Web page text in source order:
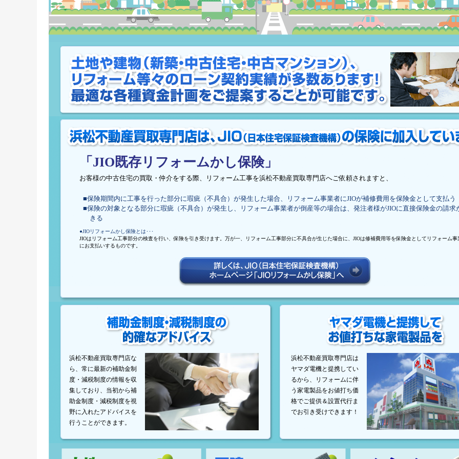
「JIO既存リフォームかし保険」
お客様の中古住宅の買取・仲介をする際、リフォーム工事を浜松不動産買取専門店へご依頼されますと、
■保険期間内に工事を行った部分に瑕疵（不具合）が発生した場合、リフォーム事業者にJIOが補修費用を保険金として支払う
■保険の対象となる部分に瑕疵（不具合）が発生し、リフォーム事業者が倒産等の場合は、発注者様がJIOに直接保険金の請求
きる
●JIOリフォームかし保険とは･･･
JIOはリフォーム工事部分の検査を行い、保険を引き受けます。万が一、リフォーム工事部分に不具合が生じた場合に、JIOは修補費用等を保険金としてリフォーム事
にお支払いするものです。
浜松不動産買取専門店な
ら、常に最新の補助金制
度・減税制度の情報を収
集しており、当初から補
助金制度・減税制度を視
野に入れたアドバイスを
行うことができます。
浜松不動産買取専門店は
ヤマダ電機と提携してい
るから、リフォームに伴
う家電製品をお値打ち価
格でご提供＆設置代行ま
でお引き受けできます！